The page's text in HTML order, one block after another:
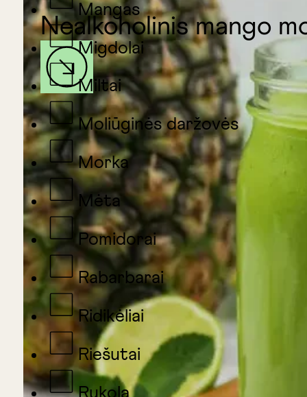
Mangas
Migdolai
Miltai
Moliūginės daržovės
Morka
Mėta
Pomidorai
Rabarbarai
Ridikėliai
Riešutai
Nealkoholinis mango